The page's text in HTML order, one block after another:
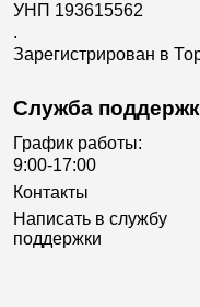
УНП 193615562
.
Зарегистрирован в
Служба
График работы:
9:00-17:00
Контакты
Написать в службу
поддержки